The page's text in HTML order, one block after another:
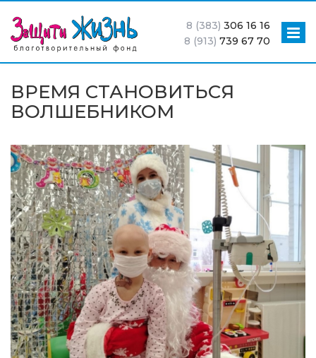
8 (383) 306 16 16
8 (913) 739 67 70
ВРЕМЯ СТАНОВИТЬСЯ
ВОЛШЕБНИКОМ